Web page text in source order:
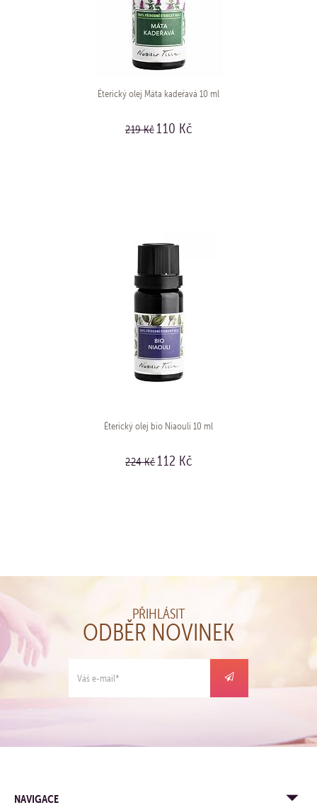
Éterický olej Máta kadeřavá 10 ml
219 Kč 110 Kč
Éterický olej bio Niaouli 10 ml
224 Kč 112 Kč
PŘIHLÁSIT
ODBĚR NOVINEK
NAVIGACE